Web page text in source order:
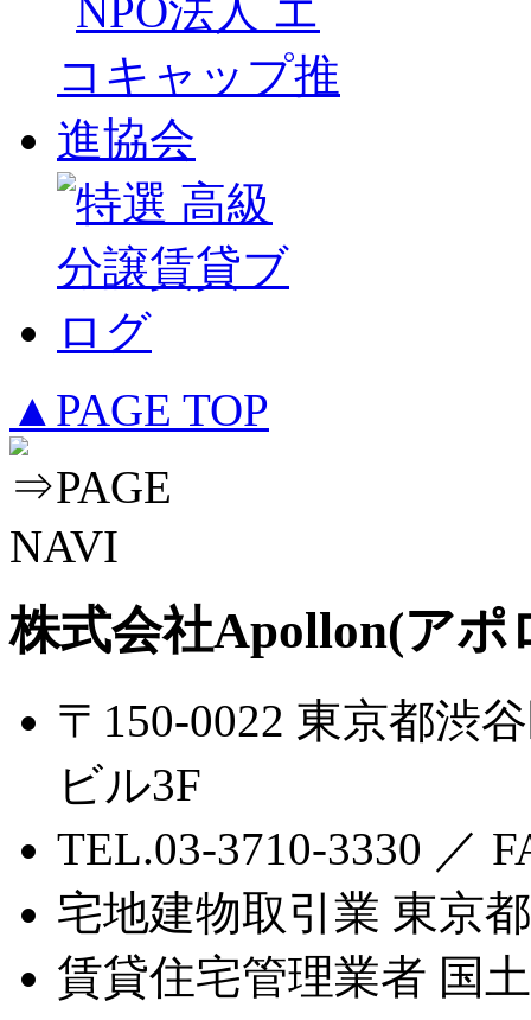
▲PAGE TOP
株式会社Apollon(アポ
〒150-0022 東京都渋
ビル3F
TEL.03-3710-3330 ／
宅地建物取引業 東京
賃貸住宅管理業者 国